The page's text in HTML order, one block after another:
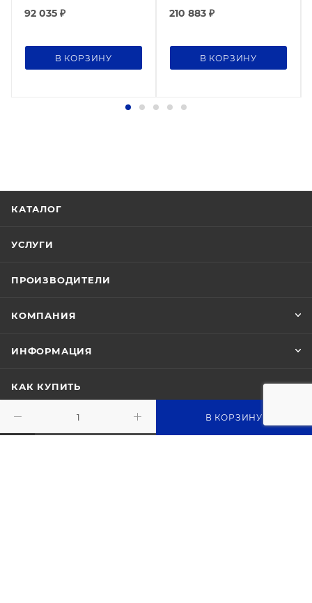
В КОРЗИНУ
92 035 ₽
В КОРЗИНУ
210 883 ₽
В КОРЗИНУ
КАТАЛОГ
УСЛУГИ
ПРОИЗВОДИТЕЛИ
КОМПАНИЯ
ИНФОРМАЦИЯ
КАК КУПИТЬ